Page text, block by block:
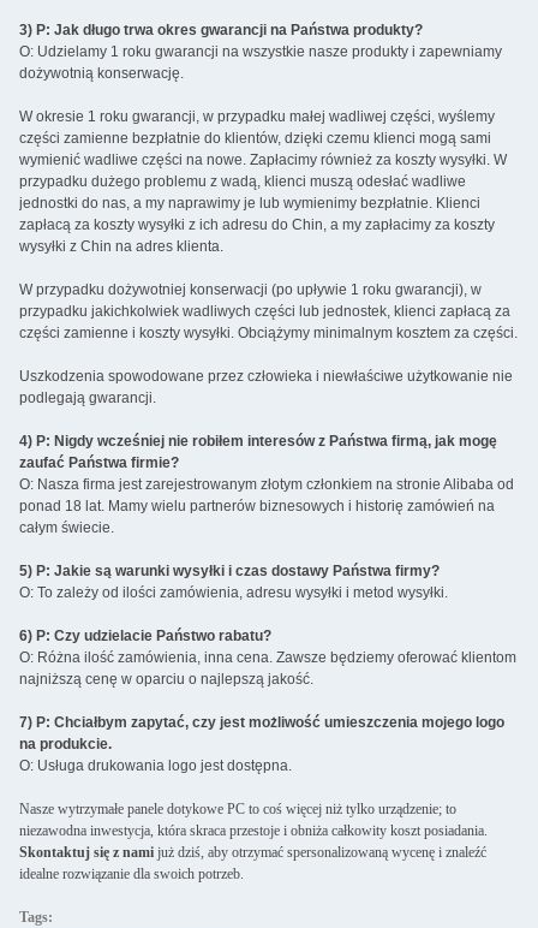
3) P: Jak długo trwa okres gwarancji na Państwa produkty?
O: Udzielamy 1 roku gwarancji na wszystkie nasze produkty i zapewniamy
dożywotnią konserwację.
W okresie 1 roku gwarancji, w przypadku małej wadliwej części, wyślemy
części zamienne bezpłatnie do klientów, dzięki czemu klienci mogą sami
wymienić wadliwe części na nowe. Zapłacimy również za koszty wysyłki. W
przypadku dużego problemu z wadą, klienci muszą odesłać wadliwe
jednostki do nas, a my naprawimy je lub wymienimy bezpłatnie. Klienci
zapłacą za koszty wysyłki z ich adresu do Chin, a my zapłacimy za koszty
wysyłki z Chin na adres klienta.
W przypadku dożywotniej konserwacji (po upływie 1 roku gwarancji), w
przypadku jakichkolwiek wadliwych części lub jednostek, klienci zapłacą za
części zamienne i koszty wysyłki. Obciążymy minimalnym kosztem za części.
Uszkodzenia spowodowane przez człowieka i niewłaściwe użytkowanie nie
podlegają gwarancji.
4) P: Nigdy wcześniej nie robiłem interesów z Państwa firmą, jak mogę
zaufać Państwa firmie?
O: Nasza firma jest zarejestrowanym złotym członkiem na stronie Alibaba od
ponad 18 lat. Mamy wielu partnerów biznesowych i historię zamówień na
całym świecie.
5) P: Jakie są warunki wysyłki i czas dostawy Państwa firmy?
O: To zależy od ilości zamówienia, adresu wysyłki i metod wysyłki.
6) P: Czy udzielacie Państwo rabatu?
O: Różna ilość zamówienia, inna cena. Zawsze będziemy oferować klientom
najniższą cenę w oparciu o najlepszą jakość.
7) P: Chciałbym zapytać, czy jest możliwość umieszczenia mojego logo
na produkcie.
O: Usługa drukowania logo jest dostępna.
Nasze wytrzymałe panele dotykowe PC to coś więcej niż tylko urządzenie; to
niezawodna inwestycja, która skraca przestoje i obniża całkowity koszt posiadania.
Skontaktuj się z nami już dziś, aby otrzymać spersonalizowaną wycenę i znaleźć
idealne rozwiązanie dla swoich potrzeb.
Tags: